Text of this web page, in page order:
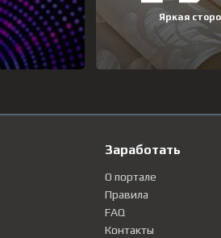
Заработать
О портале
Правила
FAQ
Контакты